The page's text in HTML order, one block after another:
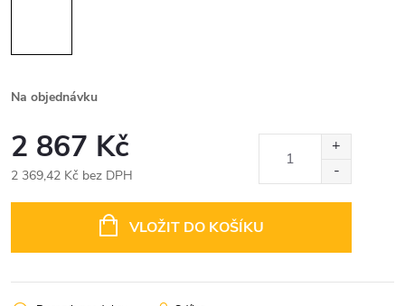
Na objednávku
2 867 Kč
2 369,42 Kč bez DPH
VLOŽIT DO KOŠÍKU